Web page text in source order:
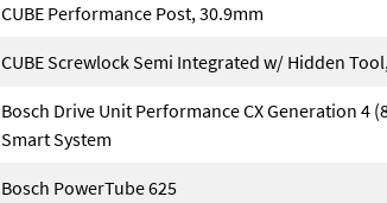
CUBE Performance Post, 30.9mm
CUBE Screwlock Semi Integrated w/ Hidden
Bosch Drive Unit Performance CX Generation 4
Smart System
Bosch PowerTube 625